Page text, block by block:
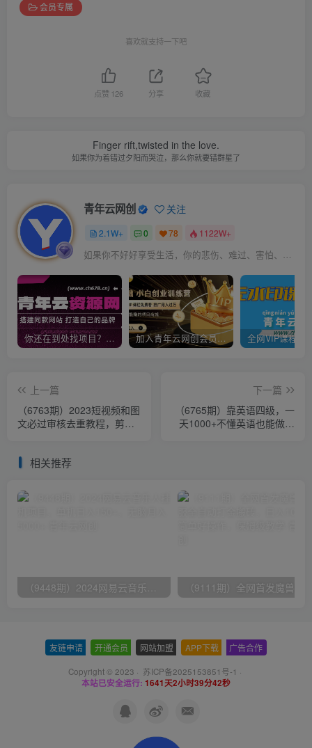
会员专属
喜欢就支持一下吧
点赞 126 分享 收藏
Finger rift,twisted in the love.
如果你为着错过夕阳而哭泣，那么你就要错群星了
青年云网创 关注
2.1W+ 0 78 1122W+
如果你不好好享受生活，你的悲伤、难过、害怕、羞愧和内疚会代替你享受
你还在到处找项目？还在当韭菜？我靠卖项目一个月收入5万+，曾经我也是个失败者。 加入青年云网创会员，全站资源免费学习。加入高级合伙人，推广日入1000+
上一篇
（6763期）2023短视频和图
文必过审核去重教程，剪映
下一篇
（6765期）靠英语四级，一
天1000+不懂英语也能做，
相关推荐
友链申请 开通会员 网站加盟 APP下载 广告合作
Copyright © 2023 · 苏ICP备2025153851号-1 ·
本站已安全运行: 1641天2小时39分42秒